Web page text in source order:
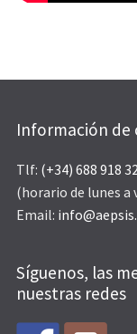
Información
Tlf: (+34) 688 918
(horario de lunes a
Email:
Síguenos, las
nuestras redes